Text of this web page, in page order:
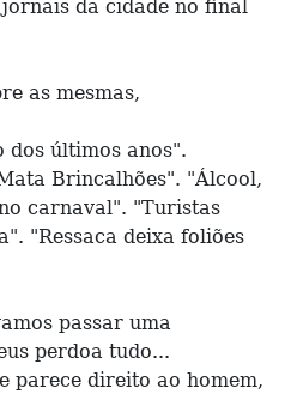
da cidade no final
as mesmas,
dos últimos anos".
Brincalhões". "Álcool,
carnaval". "Turistas
"Ressaca deixa foliões
passar uma
perdoa tudo...
parece direito ao homem,